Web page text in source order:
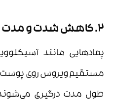
2. کاهش شدت و مدت علائم
پمادهایی مانند
مستقیم ویروس روی پوست،
طول مدت درگیری می‌شوند.